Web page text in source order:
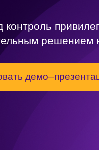
контроль
решением